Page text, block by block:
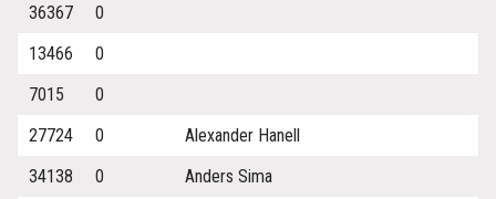
36367
0
13466
0
7015
0
27724
0
Alexander Hanell
34138
0
Anders Sima